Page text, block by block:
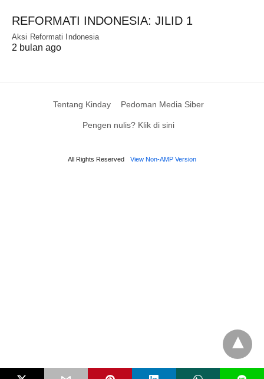
REFORMATI INDONESIA: JILID 1
Aksi Reformati Indonesia
2 bulan ago
Tentang Kinday Pedoman Media Siber
Pengen nulis? Klik di sini
All Rights Reserved View Non-AMP Version